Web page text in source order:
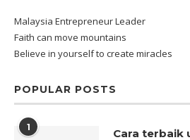
Malaysia Entrepreneur Leader
Faith can move mountains
Believe in yourself to create miracles
POPULAR POSTS
1
Cara terbaik